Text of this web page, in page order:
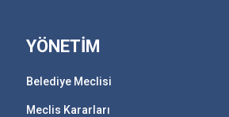
YÖNETİM
Belediye Meclisi
Meclis Kararları